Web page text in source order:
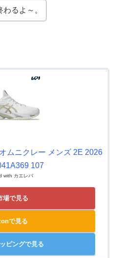
るよ～。
ムニクレー メンズ 2E 2026
107
with カエレバ
場で見る
で見る
ピングで見る